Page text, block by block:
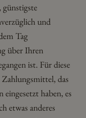
günstigste
und
Tag
über Ihren
ist. Für diese
das
haben, es
etwas anderes